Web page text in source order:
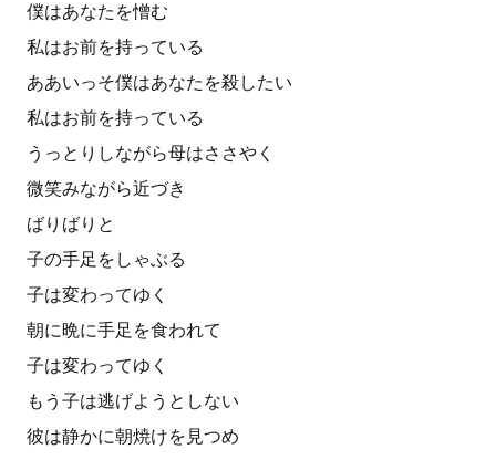
僕はあなたを憎む
私はお前を持っている
ああいっそ僕はあなたを殺したい
私はお前を持っている
うっとりしながら母はささやく
微笑みながら近づき
ばりばりと
子の手足をしゃぶる
子は変わってゆく
朝に晩に手足を食われて
子は変わってゆく
もう子は逃げようとしない
彼は静かに朝焼けを見つめ